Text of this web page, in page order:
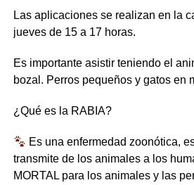
Las aplicaciones se realizan en la
jueves de 15 a 17 horas.
Es importante asistir teniendo el
bozal. Perros pequeños y gatos en
¿Qué es la RABIA?
Es una enfermedad zoonótica,
transmite de los animales a los
MORTAL para los animales y las